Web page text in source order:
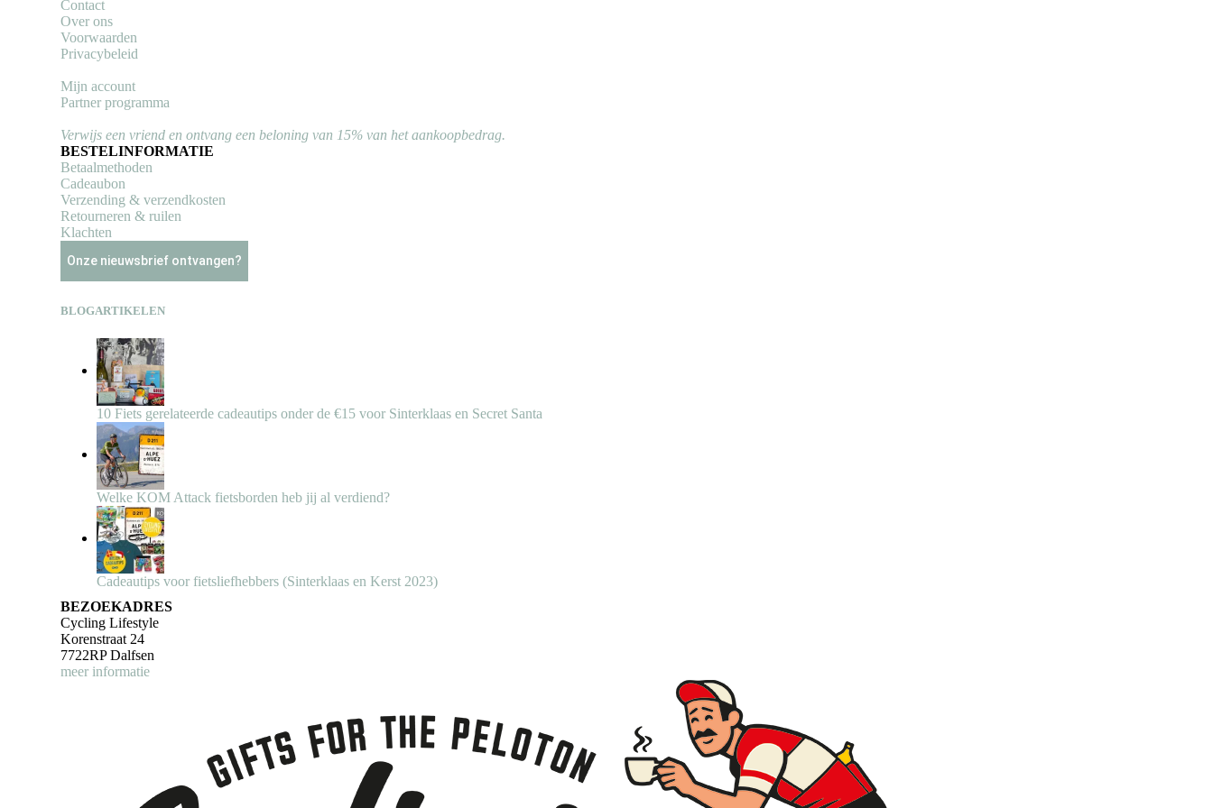
Contact
Over ons
Voorwaarden
Privacybeleid
Mijn account
Partner programma
Verwijs een vriend en ontvang een beloning van 15% van het aankoopbedrag.
BESTELINFORMATIE
Betaalmethoden
Cadeaubon
Verzending & verzendkosten
Retourneren & ruilen
Klachten
Onze nieuwsbrief ontvangen?
BLOGARTIKELEN
10 Fiets gerelateerde cadeautips onder de €15 voor Sinterklaas en Secret Santa
Welke KOM Attack fietsborden heb jij al verdiend?
Cadeautips voor fietsliefhebbers (Sinterklaas en Kerst 2023)
BEZOEKADRES
Cycling Lifestyle
Korenstraat 24
7722RP Dalfsen
meer informatie